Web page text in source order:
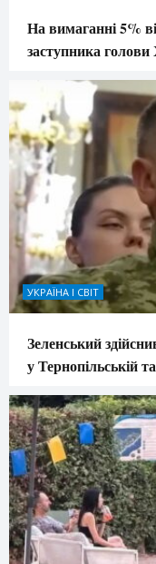
На вимаганні 5%
заступника
УКРАЇНА І СВІТ
Зеленський
у Тернопільській